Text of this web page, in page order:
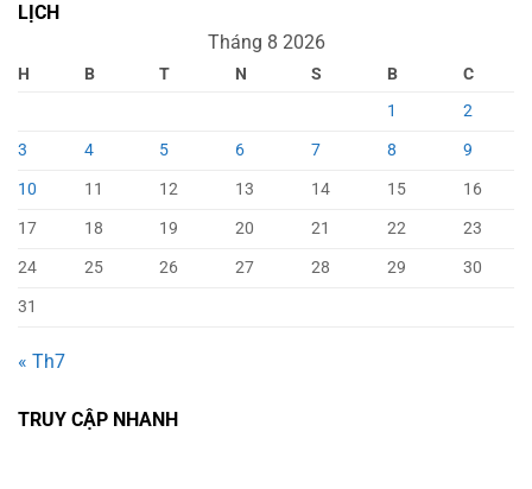
LỊCH
Tháng 8 2026
H B T N S B
C
1
2
3
4 5 6 7 8
9
10
11 12 13 14 15
16
17
18 19 20 21 22
23
24
25 26 27 28 29
30
31
« Th7
TRUY CẬP NHANH